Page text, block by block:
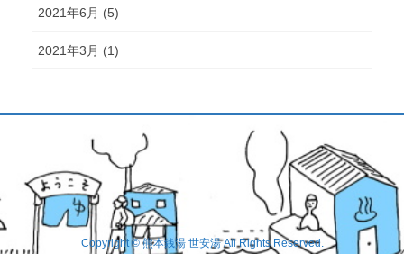
2021年6月 (5)
2021年3月 (1)
Copyright © 熊本銭湯 世安湯 All Rights Reserved.